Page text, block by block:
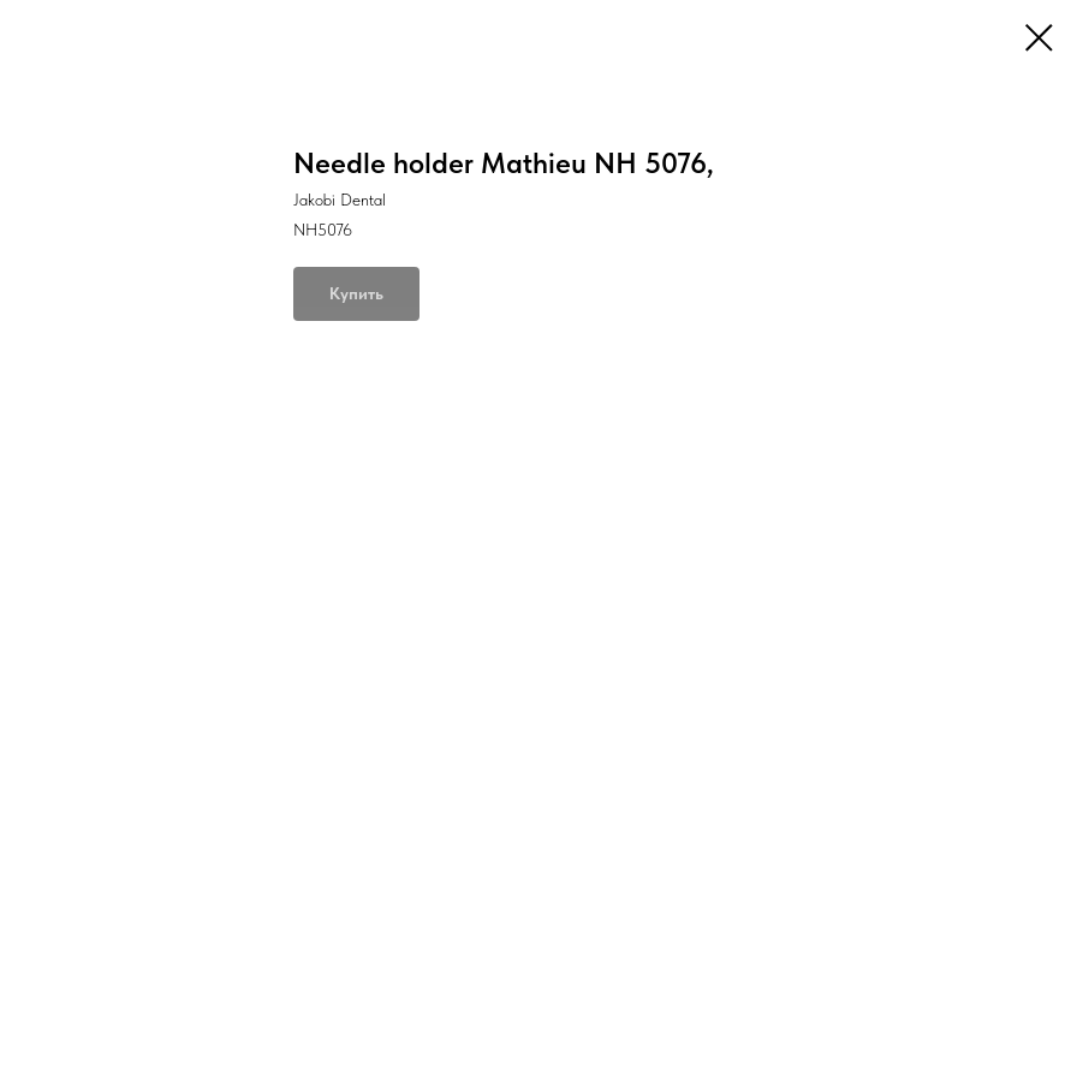
Needle holder Mathieu NH 5076,
Jakobi Dental
NH5076
Купить